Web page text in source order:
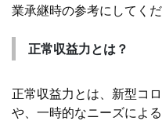
業承継時の参考にしてくだ
正常収益力とは？
正常収益力とは、新型コ
や、一時的なニーズによ